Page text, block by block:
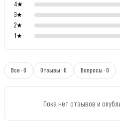
4★
3★
2★
1★
Все · 0 Отзывы · 0 Вопросы · 0
Пока нет отзывов и